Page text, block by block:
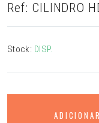
Ref: CILINDRO
Stock: DISP.